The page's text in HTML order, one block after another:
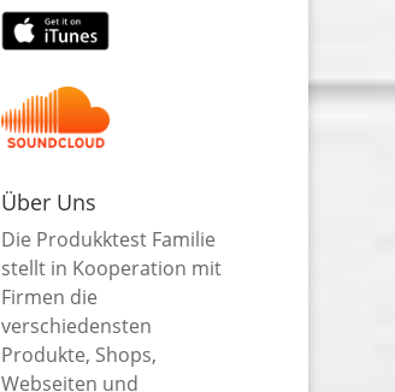
Über Uns
Die Produkktest Familie
stellt in Kooperation mit
Firmen die
verschiedensten
Produkte, Shops,
Webseiten und